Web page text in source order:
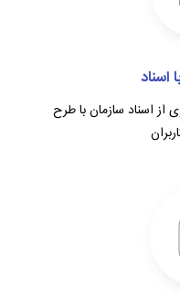
اسناد
اسناد سازمان با طرح